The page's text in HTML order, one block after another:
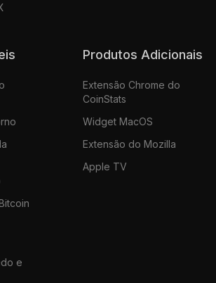
e
Produtos Adicionais
Extensão Chrome do
CoinStats
Widget MacOS
Extensão do Mozilla
Apple TV